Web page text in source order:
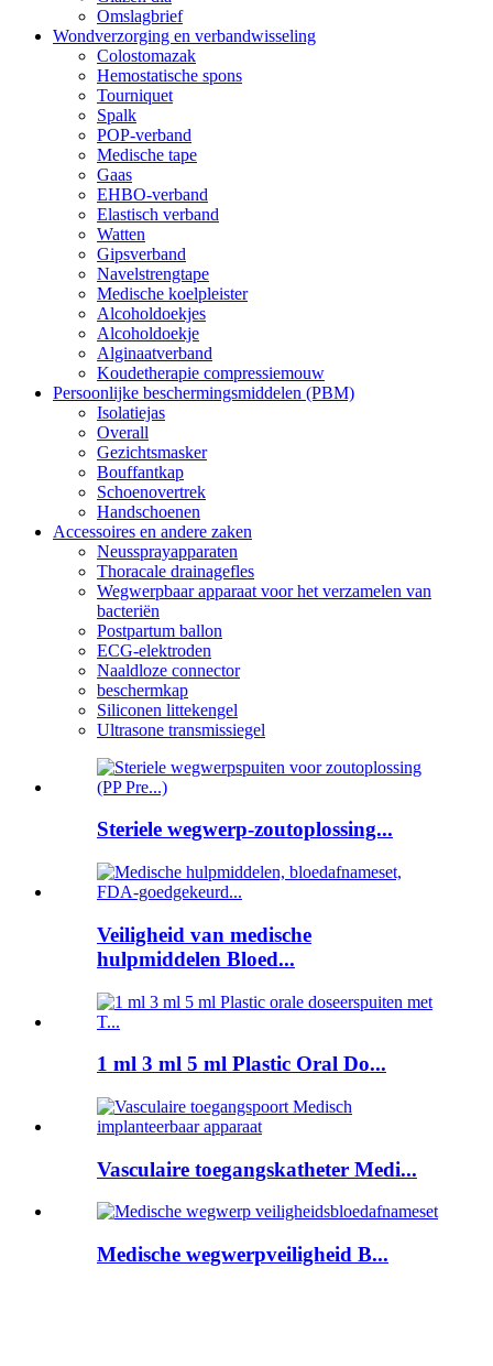
Omslagbrief
Wondverzorging en verbandwisseling
Colostomazak
Hemostatische spons
Tourniquet
Spalk
POP-verband
Medische tape
Gaas
EHBO-verband
Elastisch verband
Watten
Gipsverband
Navelstrengtape
Medische koelpleister
Alcoholdoekjes
Alcoholdoekje
Alginaatverband
Koudetherapie compressiemouw
Persoonlijke beschermingsmiddelen (PBM)
Isolatiejas
Overall
Gezichtsmasker
Bouffantkap
Schoenovertrek
Handschoenen
Accessoires en andere zaken
Neussprayapparaten
Thoracale drainagefles
Wegwerpbaar apparaat voor het verzamelen van
bacteriën
Postpartum ballon
ECG-elektroden
Naaldloze connector
beschermkap
Siliconen littekengel
Ultrasone transmissiegel
Steriele wegwerp-zoutoplossing...
Veiligheid van medische
hulpmiddelen Bloed...
1 ml 3 ml 5 ml Plastic Oral Do...
Vasculaire toegangskatheter Medi...
Medische wegwerpveiligheid B...